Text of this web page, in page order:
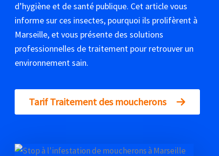
d’hygiène et de santé publique. Cet article vous
informe sur ces insectes, pourquoi ils prolifèrent à
Marseille, et vous présente des solutions
professionnelles de traitement pour retrouver un
environnement sain.
Tarif Traitement des moucherons